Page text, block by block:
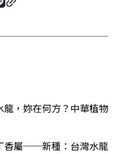
，妳在何方？中華植物
香屬──新種：台灣水龍